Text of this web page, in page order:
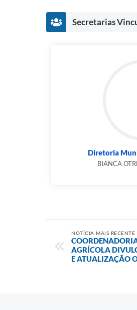
Secretarias
Diretoria
BIANCA
NOTÍCIA MAIS RECENTE
AGRÍCOLA
E ATUALIZAÇÃO